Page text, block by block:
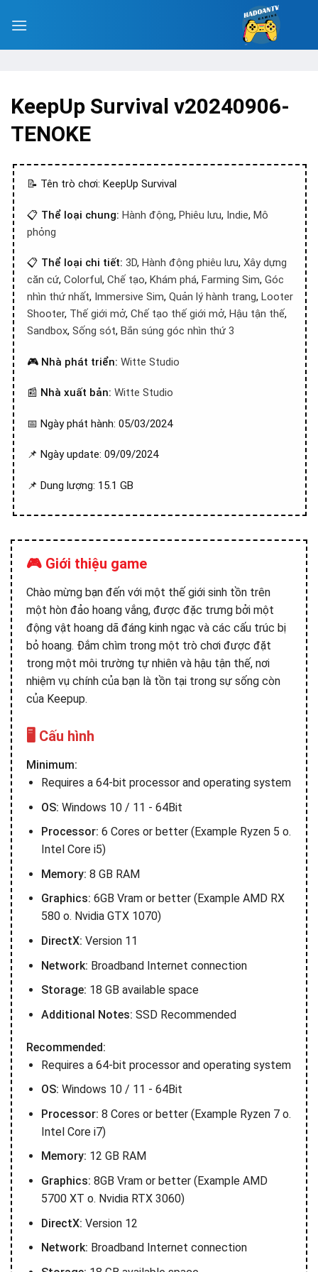
KeepUp Survival v20240906-
TENOKE
📝 Tên trò chơi: KeepUp Survival
📋 Thể loại chung: Hành động, Phiêu lưu, Indie, Mô
phỏng
📋 Thể loại chi tiết: 3D, Hành động phiêu lưu, Xây dựng
căn cứ, Colorful, Chế tạo, Khám phá, Farming Sim, Góc
nhìn thứ nhất, Immersive Sim, Quản lý hành trang, Looter
Shooter, Thế giới mở, Chế tạo thế giới mở, Hậu tận thế,
Sandbox, Sống sót, Bắn súng góc nhìn thứ 3
🎮 Nhà phát triển: Witte Studio
📰 Nhà xuất bản: Witte Studio
📅 Ngày phát hành: 05/03/2024
📌 Ngày update: 09/09/2024
📌 Dung lượng: 15.1 GB
🎮 Giới thiệu game
Chào mừng bạn đến với một thế giới sinh tồn trên
một hòn đảo hoang vắng, được đặc trưng bởi một
động vật hoang dã đáng kinh ngạc và các cấu trúc bị
bỏ hoang. Đắm chìm trong một trò chơi được đặt
trong một môi trường tự nhiên và hậu tận thế, nơi
nhiệm vụ chính của bạn là tồn tại trong sự sống còn
của Keepup.
🖥️ Cấu hình
Minimum:
Requires a 64-bit processor and operating system
OS: Windows 10 / 11 - 64Bit
Processor: 6 Cores or better (Example Ryzen 5 o.
Intel Core i5)
Memory: 8 GB RAM
Graphics: 6GB Vram or better (Example AMD RX
580 o. Nvidia GTX 1070)
DirectX: Version 11
Network: Broadband Internet connection
Storage: 18 GB available space
Additional Notes: SSD Recommended
Recommended:
Requires a 64-bit processor and operating system
OS: Windows 10 / 11 - 64Bit
Processor: 8 Cores or better (Example Ryzen 7 o.
Intel Core i7)
Memory: 12 GB RAM
Graphics: 8GB Vram or better (Example AMD
5700 XT o. Nvidia RTX 3060)
DirectX: Version 12
Network: Broadband Internet connection